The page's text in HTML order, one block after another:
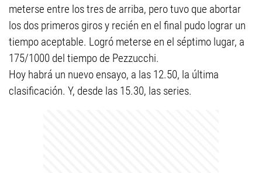
meterse entre los tres de arriba, pero tuvo que abortar
los dos primeros giros y recién en el final pudo lograr un
tiempo aceptable. Logró meterse en el séptimo lugar, a
175/1000 del tiempo de Pezzucchi.
Hoy habrá un nuevo ensayo, a las 12.50, la última
clasificación. Y, desde las 15.30, las series.